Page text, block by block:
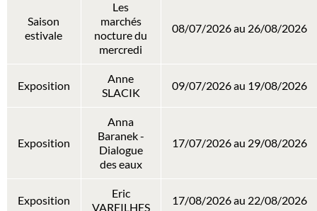
Saison
estivale
Les
marchés
nocture du
mercredi
08/07/2026 au 26/08/2026
Exposition
Anne
SLACIK
09/07/2026 au 19/08/2026
Exposition
Anna
Baranek -
Dialogue
des eaux
17/07/2026 au 29/08/2026
Exposition
Eric
VAREILHES
17/08/2026 au 22/08/2026